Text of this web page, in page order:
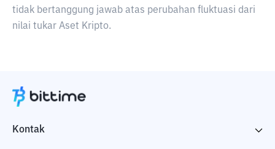
tidak bertanggung jawab atas perubahan fluktuasi dari
nilai tukar Aset Kripto.
Kontak